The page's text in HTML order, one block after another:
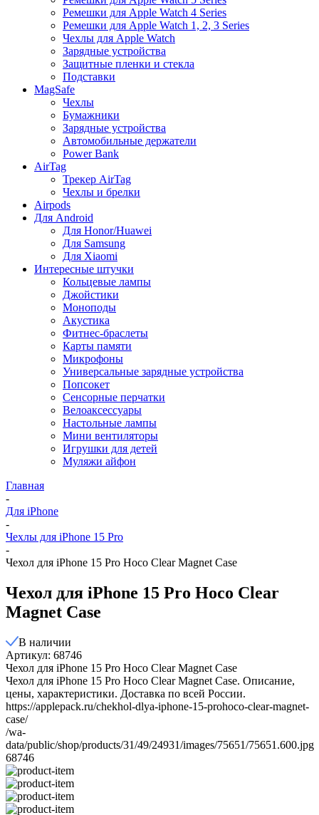
Ремешки для Apple Watch 4 Series
Ремешки для Apple Watch 1, 2, 3 Series
Чехлы для Apple Watch
Зарядные устройства
Защитные пленки и стекла
Подставки
MagSafe
Чехлы
Бумажники
Зарядные устройства
Автомобильные держатели
Power Bank
AirTag
Трекер AirTag
Чехлы и брелки
Airpods
Для Android
Для Honor/Huawei
Для Samsung
Для Xiaomi
Интересные штучки
Кольцевые лампы
Джойстики
Моноподы
Акустика
Фитнес-браслеты
Карты памяти
Микрофоны
Универсальные зарядные устройства
Попсокет
Сенсорные перчатки
Велоаксессуары
Настольные лампы
Мини вентиляторы
Игрушки для детей
Муляжи айфон
Главная
-
Для iPhone
-
Чехлы для iPhone 15 Pro
-
Чехол для iPhone 15 Pro Hoco Clear Magnet Case
Чехол для iPhone 15 Pro Hoco Clear
Magnet Case
В наличии
Артикул: 68746
Чехол для iPhone 15 Pro Hoco Clear Magnet Case
Чехол для iPhone 15 Pro Hoco Clear Magnet Case. Описание,
цены, характеристики. Доставка по всей России.
https://applepack.ru/chekhol-dlya-iphone-15-prohoco-clear-magnet-
case/
/wa-
data/public/shop/products/31/49/24931/images/75651/75651.600.jpg
68746